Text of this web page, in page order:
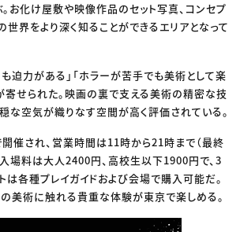
お化け屋敷や映像作品のセット写真、コンセプ
世界をより深く知ることができるエリアとなって
迫力がある」「ホラーが苦手でも美術として楽
寄せられた。映画の裏で支える美術の精密な技
な空気が織りなす空間が高く評価されている。
催され、営業時間は11時から21時まで（最終
場料は大人2400円、高校生以下1900円で、3
は各種プレイガイドおよび会場で購入可能だ。
美術に触れる貴重な体験が東京で楽しめる。